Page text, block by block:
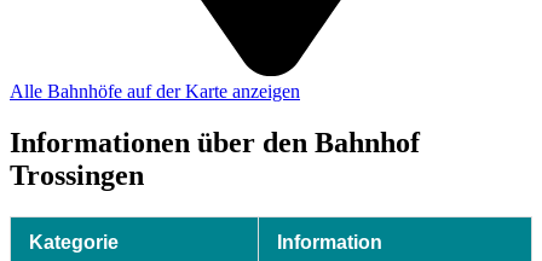
Alle Bahnhöfe auf der Karte anzeigen
Informationen über den Bahnhof
Trossingen
Kategorie Information